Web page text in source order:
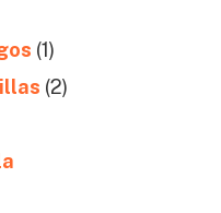
(1)
(2)